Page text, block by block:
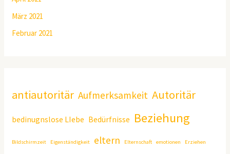
März 2021
Februar 2021
antiautoritär Aufmerksamkeit Autoritär
bedinugnslose LIebe Bedürfnisse Beziehung
Bildschirmzeit Eigenständigkeit eltern Elternschaft emotionen Erziehen